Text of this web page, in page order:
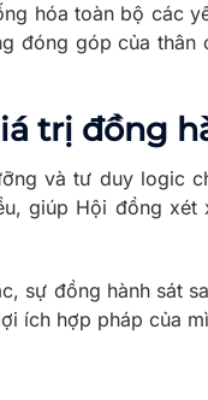
hóa toàn bộ các
đóng góp của
trị đồng
và tư duy logic
giúp Hội đồng
sự đồng hành sát
ích hợp pháp của